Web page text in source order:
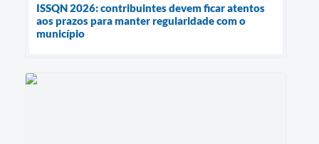
ISSQN 2026: contribuintes devem ficar atentos
aos prazos para manter regularidade com o
município